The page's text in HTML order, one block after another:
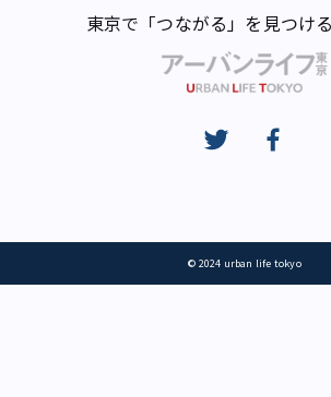
東京で「つながる」を見つけ
© 2024 urban life tokyo